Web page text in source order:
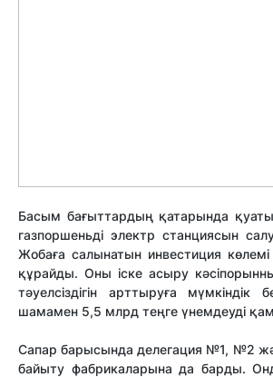
Басым бағыттардың қатарында
газпоршеньді электр станциясын
Жобаға салынатын инвестиция
құрайды. Оны іске асыру
тәуелсіздігін арттыруға
шамамен 5,5 млрд теңге үнемдеуді
Сапар барысында делегация №1, №2
байыту фабрикаларына да барды.